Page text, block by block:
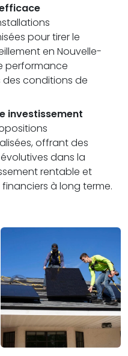
pour tirer le
en Nouvelle-
performance
conditions de
investissement
offrant des
dans la
rentable et
à long terme.